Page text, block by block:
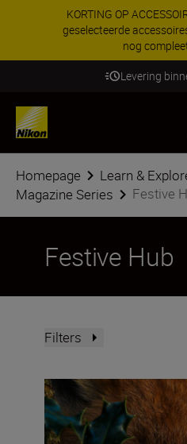
KORTING OP
geselecteerde
nog
Levering
Homepage Learn &
Magazine Series
Festive
Festive Hub
Filters
How do you win the